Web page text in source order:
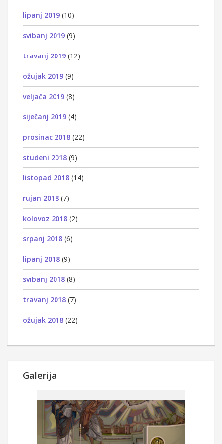
lipanj 2019 (10)
svibanj 2019 (9)
travanj 2019 (12)
ožujak 2019 (9)
veljača 2019 (8)
siječanj 2019 (4)
prosinac 2018 (22)
studeni 2018 (9)
listopad 2018 (14)
rujan 2018 (7)
kolovoz 2018 (2)
srpanj 2018 (6)
lipanj 2018 (9)
svibanj 2018 (8)
travanj 2018 (7)
ožujak 2018 (22)
Galerija